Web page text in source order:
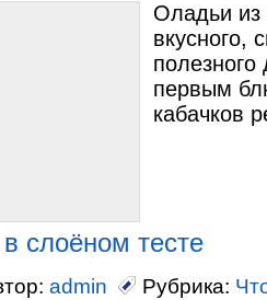
Оладьи из
вкусного,
первым
кабачков
слоёном тесте
admin Рубрика: